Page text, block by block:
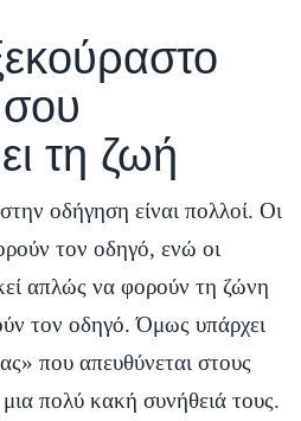
τη ζωή
οδήγηση είναι πολλοί. Οι
τον οδηγό, ενώ οι
απλώς να φορούν τη ζώνη
τον οδηγό. Όμως υπάρχει
που απευθύνεται στους
πολύ κακή συνήθειά τους.